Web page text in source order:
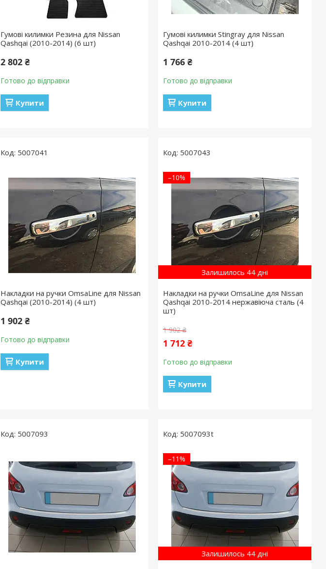
Гумові килимки Резина для Nissan
Qashqai (2010-2014) (6 шт)
2 802 ₴
Готово до відправки
Купити
Гумові килимки Stingray для Nissan
Qashqai 2010-2014 (4 шт)
1 766 ₴
Готово до відправки
Купити
5007041
Накладки на ручки OmsaLine для Nissan
Qashqai (2010-2014) (4 шт)
1 902 ₴
Готово до відправки
Купити
5007043
Залишилось 44 дні
–10%
Накладки на ручки OmsaLine для Nissan
Qashqai 2010-2014 нержавіюча сталь (4
шт)
1 902 ₴
1 712 ₴
Готово до відправки
Купити
5007093 5007093t
Залишилось 44 дні
–11%